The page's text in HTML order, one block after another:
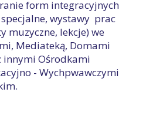
form integracyjnych
wystawy prac
muzyczne, lekcje) we
Mediateką, Domami
innymi Ośrodkami
- Wychpwawczymi